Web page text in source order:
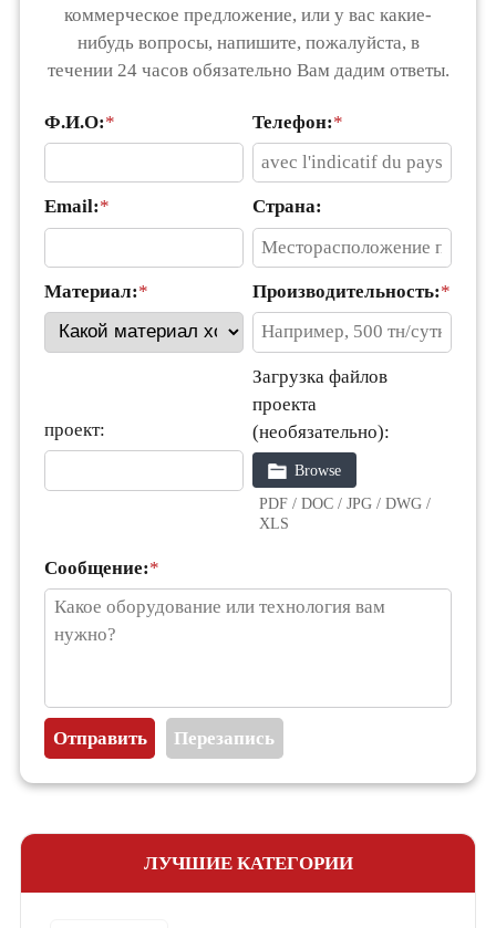
коммерческое предложение, или у вас какие-
нибудь вопросы, напишите, пожалуйста, в
течении 24 часов обязательно Вам дадим ответы.
Ф.И.О:* Телефон:*
Email:* Страна:
Материал:* Производительность:*
проект:
Загрузка файлов
проекта
(необязательно):
Browse
PDF / DOC / JPG / DWG /
XLS
Сообщение:*
ЛУЧШИЕ КАТЕГОРИИ